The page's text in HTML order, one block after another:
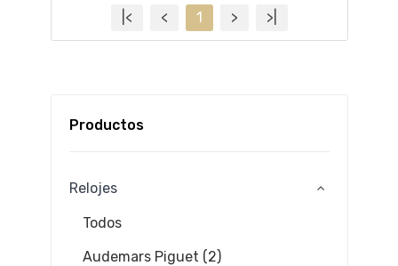
Productos
Relojes
Todos
Audemars Piguet (2)
|< < 1 > >|